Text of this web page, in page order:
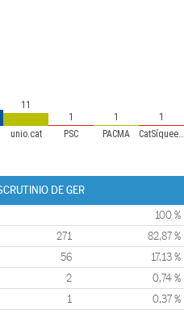
unio.cat PSC PACMA CatSíqueesPot
11
1
1 1
DE GER
100 %
271 82,87 %
56 17,13 %
2 0,74 %
1 0,37 %